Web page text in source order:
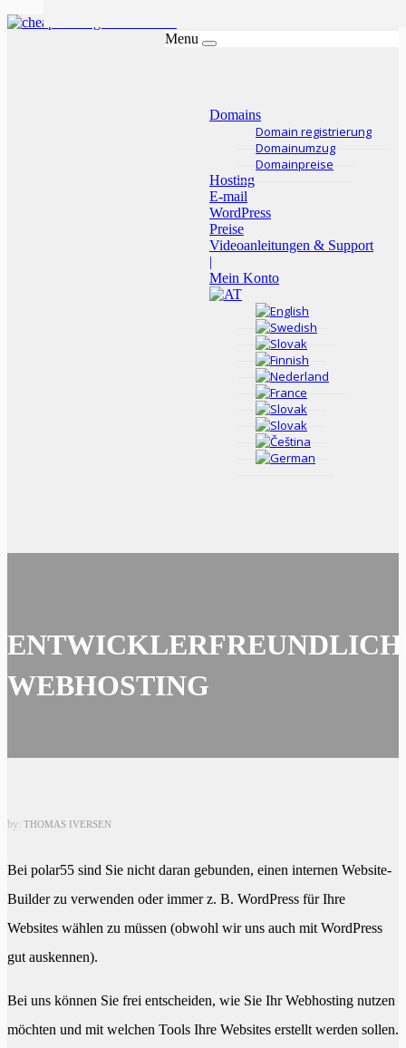
Menu
Domains
Domain registrierung
Domainumzug
Domainpreise
Hosting
E-mail
WordPress
Preise
Videoanleitungen & Support
|
Mein Konto
WEBHOSTING
by: THOMAS IVERSEN
Bei polar55 sind Sie nicht daran gebunden, einen internen Website-
Builder zu verwenden oder immer z. B. WordPress für Ihre
Websites wählen zu müssen (obwohl wir uns auch mit WordPress
gut auskennen).
Bei uns können Sie frei entscheiden, wie Sie Ihr Webhosting nutzen
möchten und mit welchen Tools Ihre Websites erstellt werden sollen.